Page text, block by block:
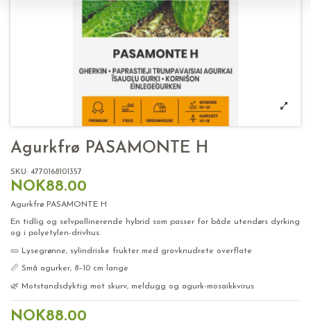
Agurkfrø PASAMONTE H
SKU: 4770168101357
NOK88.00
Agurkfrø PASAMONTE H
En tidlig og selvpollinerende hybrid som passer for både utendørs dyrking
og i polyetylen-drivhus.
🥒 Lysegrønne, sylindriske frukter med grovknudrete overflate
📏 Små agurker, 8–10 cm lange
🌿 Motstandsdyktig mot skurv, meldugg og agurk-mosaikkvirus
NOK88.00